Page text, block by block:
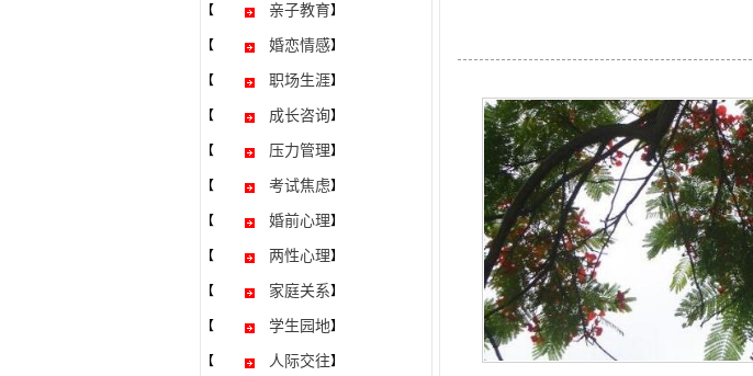
【 亲子教育】
【 婚恋情感】
【 职场生涯】
【 成长咨询】
【 压力管理】
【 考试焦虑】
【 婚前心理】
【 两性心理】
【 家庭关系】
【 学生园地】
【 人际交往】